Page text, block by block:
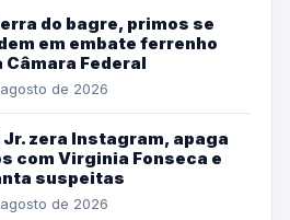
do bagre, primos se
em embate ferrenho
Câmara Federal
de 2026
zera Instagram, apaga
com Virginia Fonseca e
suspeitas
de 2026